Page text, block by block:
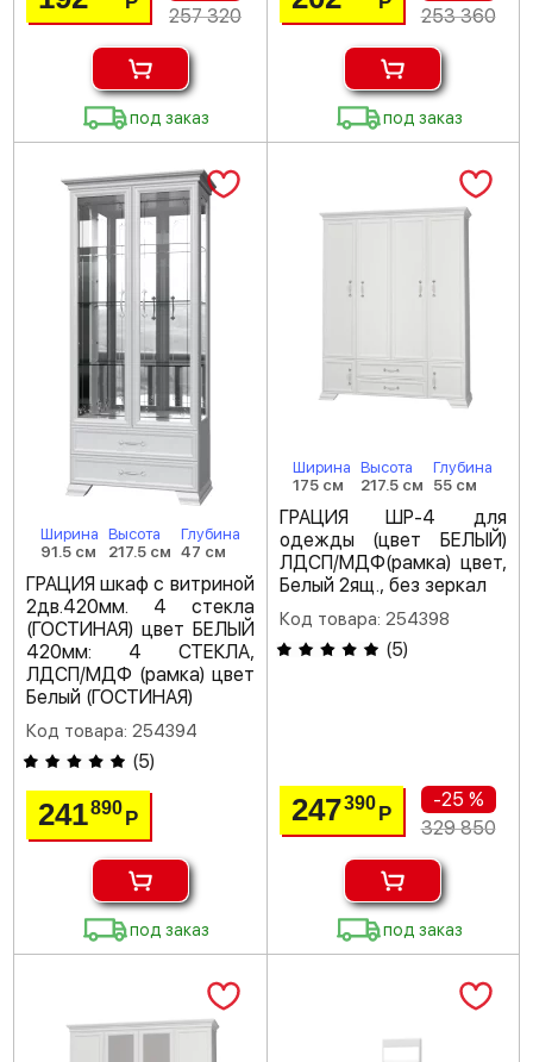
257 320
под заказ
253 360
под заказ
Ширина
91.5 см
Высота
217.5 см
Глубина
47 см
ГРАЦИЯ шкаф с витриной
2дв.420мм. 4 стекла
(ГОСТИНАЯ) цвет БЕЛЫЙ
420мм: 4 СТЕКЛА,
ЛДСП/МДФ (рамка) цвет
Белый (ГОСТИНАЯ)
Код товара: 254394
(5)
241890Р
под заказ
Ширина
175 см
Высота
217.5 см
Глубина
55 см
ГРАЦИЯ ШР-4 для
одежды (цвет БЕЛЫЙ)
ЛДСП/МДФ(рамка) цвет,
Белый 2ящ., без зеркал
Код товара: 254398
(5)
247390 Р
-25 %
329 850
под заказ